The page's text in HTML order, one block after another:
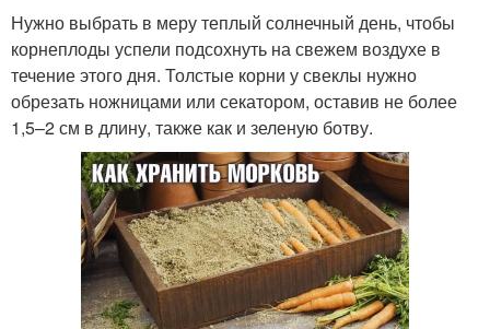
Нужно выбрать в меру теплый солнечный день, чтобы
корнеплоды успели подсохнуть на свежем воздухе в
течение этого дня. Толстые корни у свеклы нужно
обрезать ножницами или секатором, оставив не более
1,5–2 см в длину, также как и зеленую ботву.